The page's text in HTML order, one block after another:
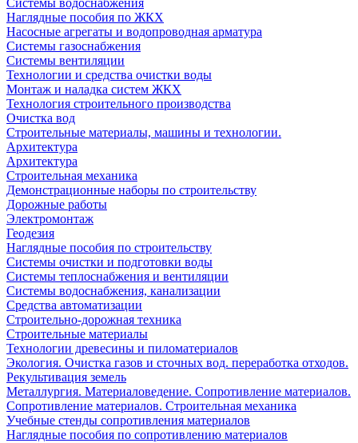
Системы водоснабжения
Наглядные пособия по ЖКХ
Насосные агрегаты и водопроводная арматура
Системы газоснабжения
Системы вентиляции
Технологии и средства очистки воды
Монтаж и наладка систем ЖКХ
Технология строительного производства
Очистка вод
Строительные материалы, машины и технологии.
Архитектура
Архитектура
Cтроительная механика
Демонстрационные наборы по строительству
Дорожные работы
Электромонтаж
Геодезия
Наглядные пособия по строительству
Системы очистки и подготовки воды
Системы теплоснабжения и вентиляции
Системы водоснабжения, канализации
Средства автоматизации
Строительно-дорожная техника
Строительные материалы
Технологии древесины и пиломатериалов
Экология. Очистка газов и сточных вод. переработка отходов.
Рекультивация земель
Металлургия. Материаловедение. Сопротивление материалов.
Сопротивление материалов. Строительная механика
Учебные стенды сопротивления материалов
Наглядные пособия по сопротивлению материалов